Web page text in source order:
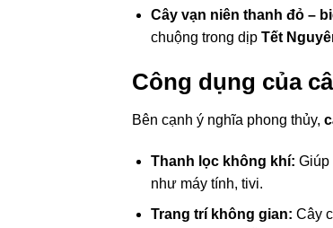
Cây vạn niên thanh đỏ –
chuộng trong dịp Tết
Công dụng của
Bên cạnh ý nghĩa phong thủy,
Thanh lọc không khí: Giúp
như máy tính, tivi.
Trang trí không gian: Cây